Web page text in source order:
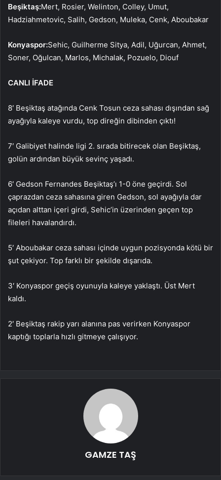
Beşiktaş:Mert, Rosier, Welinton, Colley, Umut,
Hadziahmetovic, Salih, Gedson, Muleka, Cenk, Aboubakar
Konyaspor:Sehic, Guilherme Sitya, Adil, Uğurcan, Ahmet,
Soner, Oğulcan, Marlos, Michalak, Pozuelo, Diouf
CANLI İFADE
8′ Beşiktaş atağında Cenk Tosun ceza sahası dışından sağ
ayağıyla kaleye vurdu, top direğin dibinden çıktı!
7′ Galibiyet halinde ligi 2. sırada bitirecek olan Beşiktaş,
golün ardından büyük sevinç yaşadı.
6′ Gedson Fernandes Beşiktaş’ı 1-0 öne geçirdi. Sol
çaprazdan ceza sahasına giren Gedson, sol ayağıyla dar
açıdan alttan içeri girdi, Sehic’in üzerinden geçen top
fileleri havalandırdı.
5′ Aboubakar ceza sahası içinde uygun pozisyonda kötü bir
şut çekiyor. Top farklı bir şekilde dışarıda.
3′ Konyaspor geçiş oyunuyla kaleye yaklaştı. Üst Mert
kaldı.
2′ Beşiktaş rakip yarı alanına pas verirken Konyaspor
kaptığı toplarla hızlı gitmeye çalışıyor.
GAMZE TAŞ